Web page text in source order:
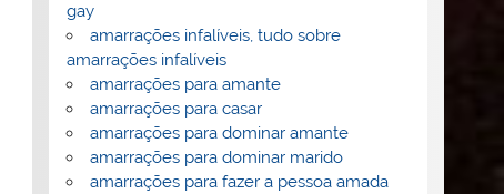
gay
amarrações infalíveis, tudo sobre
amarrações infalíveis
amarrações para amante
amarrações para casar
amarrações para dominar amante
amarrações para dominar marido
amarrações para fazer a pessoa amada